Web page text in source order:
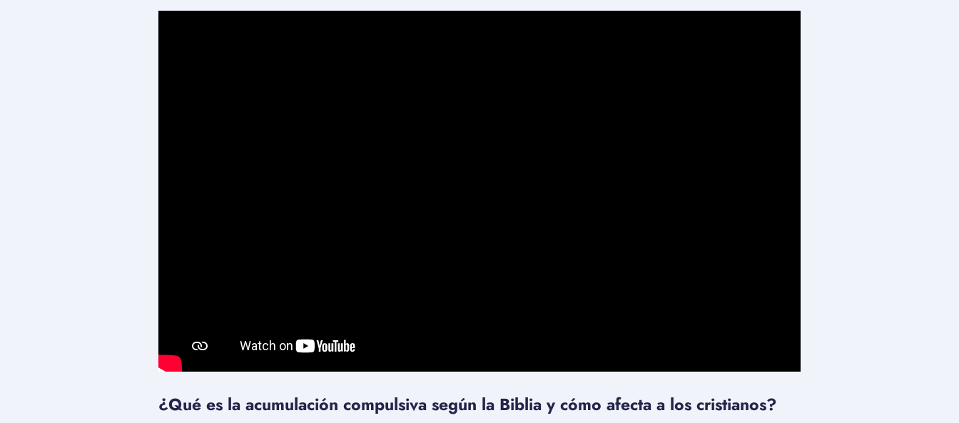
¿Qué es la acumulación compulsiva según la Biblia y cómo afecta a los cristianos?